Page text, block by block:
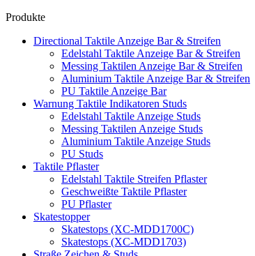
Produkte
Directional Taktile Anzeige Bar & Streifen
Edelstahl Taktile Anzeige Bar & Streifen
Messing Taktilen Anzeige Bar & Streifen
Aluminium Taktile Anzeige Bar & Streifen
PU Taktile Anzeige Bar
Warnung Taktile Indikatoren Studs
Edelstahl Taktile Anzeige Studs
Messing Taktilen Anzeige Studs
Aluminium Taktile Anzeige Studs
PU Studs
Taktile Pflaster
Edelstahl Taktile Streifen Pflaster
Geschweißte Taktile Pflaster
PU Pflaster
Skatestopper
Skatestops (XC-MDD1700C)
Skatestops (XC-MDD1703)